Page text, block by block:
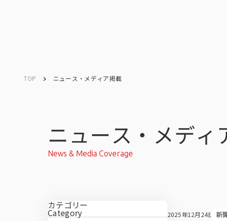
会社概要・所在地
TOP ニュース・メディア掲載
ニュース・メディ
News & Media Coverage
カテゴリー
Category 2025年12月24日 新